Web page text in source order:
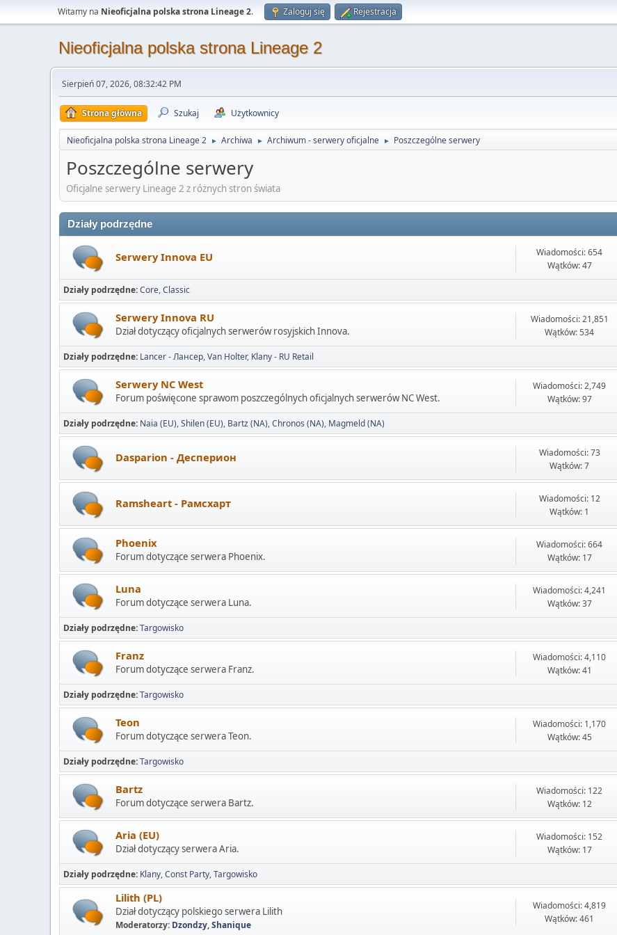
Witamy na Nieoficjalna polska strona Lineage 2. Zaloguj się Rejestracja
Nieoficjalna polska strona Lineage 2
Sierpień 07, 2026, 08:32:42 PM
Strona główna Szukaj Użytkownicy
Nieoficjalna polska strona Lineage 2 ► Archiwa ► Archiwum - serwery oficjalne ► Poszczególne serwery
Poszczególne serwery
Oficjalne serwery Lineage 2 z różnych stron świata
Działy podrzędne
Serwery Innova EU
Wiadomości: 654
Wątków: 47
Działy podrzędne Core Classic
Serwery Innova RU
Dział dotyczący oficjalnych serwerów rosyjskich Innova.
Wiadomości: 21,851
Wątków: 534
Działy podrzędne Lancer - Лансер Van Holter Klany - RU Retail
Serwery NC West
Forum poświęcone sprawom poszczególnych oficjalnych serwerów NC West.
Wiadomości: 2,749
Wątków: 97
Działy podrzędne Naia (EU) Shilen (EU) Bartz (NA) Chronos (NA) Magmeld (NA)
Dasparion - Десперион
Wiadomości: 73
Wątków: 7
Ramsheart - Рамсхарт
Wiadomości: 12
Wątków: 1
Phoenix
Forum dotyczące serwera Phoenix.
Wiadomości: 664
Wątków: 17
Luna
Forum dotyczące serwera Luna.
Wiadomości: 4,241
Wątków: 37
Działy podrzędne Targowisko
Franz
Forum dotyczące serwera Franz.
Wiadomości: 4,110
Wątków: 41
Działy podrzędne Targowisko
Teon
Forum dotyczące serwera Teon.
Wiadomości: 1,170
Wątków: 45
Działy podrzędne Targowisko
Bartz
Forum dotyczące serwera Bartz.
Wiadomości: 122
Wątków: 12
Aria (EU)
Dział dotyczący serwera Aria.
Wiadomości: 152
Wątków: 17
Działy podrzędne Klany Const Party Targowisko
Lilith (PL)
Dział dotyczący polskiego serwera Lilith
Moderatorzy: Dzondzy,Shanique
Wiadomości: 4,819
Wątków: 461